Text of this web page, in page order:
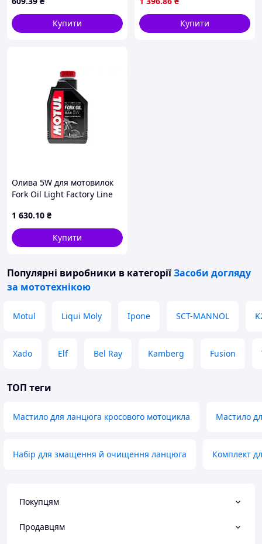
Купити
Купити
Олива 5W для мотовилок
Fork Oil Light Factory Line
(821801)
1 630.10 ₴
Купити
Популярні виробники в категоріїЗасоби догляду
за мототехнікою
Motul Liqui Moly Ipone SCT-MANNOL
Xado Elf Bel Ray Kamberg Fusion
ТОП теги
Мастило для ланцюга кросового мотоцикла Мастило
Набір для змащення й очищення ланцюга Комплект
Покупцям
Продавцям